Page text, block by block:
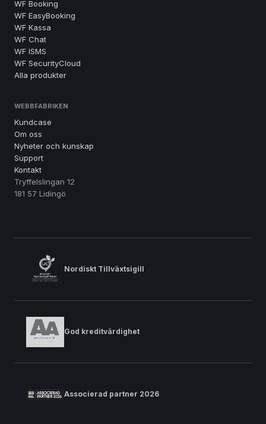
WF Booking
WF EasyBooking
WF Kassa
WF Chat
WF ISMS
WF SecurityCloud
Alla produkter
WEBBFABRIKEN
Kundcase
Om oss
Nyheter och kunskap
Support
Kontakt
Tryffelslingan 12
181 57 Lidingö
Nordiskt Tillväxtsigill
God kreditvärdighet
Associerad partner 2026